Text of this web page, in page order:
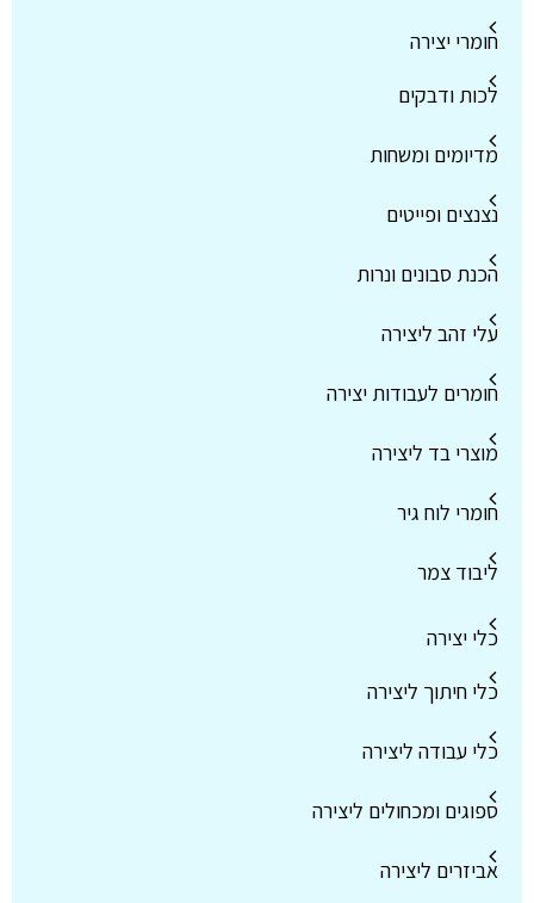
חומרי יצירה
לכות ודבקים
מדיומים ומשחות
נצנצים ופייטים
הכנת סבונים ונרות
עלי זהב ליצירה
חומרים לעבודות יצירה
מוצרי בד ליצירה
חומרי לוח גיר
ליבוד צמר
כלי יצירה
כלי חיתוך ליצירה
כלי עבודה ליצירה
ספוגים ומכחולים ליצירה
אביזרים ליצירה